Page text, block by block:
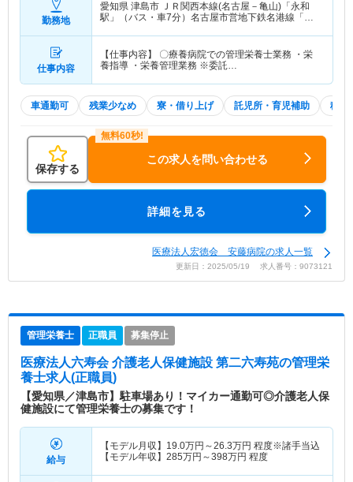
勤務地
愛知県 津島市 ＪＲ関西本線(名古屋－亀山)「永和
駅」（バス・車7分）名古屋市営地下鉄名港線「日
仕事内容
【仕事内容】 〇療養病院での管理栄養士業務 ・栄
養指導 ・栄養管理業務 ※委託…
車通勤可 残業少なめ 寮・借り上げ 託児所・育児補助 積極
保存する
この求人を問い合わせる
詳細を見る
医療法人宏徳会 安藤病院の求人一覧
更新日：2025/05/19 求人番号：9073121
管理栄養士 正職員 募集停止
医療法人六寿会 介護老人保健施設 第二六寿苑の管理栄
養士求人(正職員)
【愛知県／津島市】駐車場あり！マイカー通勤可◎介護老人保
健施設にて管理栄養士の募集です！
給与
【モデル月収】 19.0万円～26.3万円 程度※諸手当込
【モデル年収】 285万円～398万円 程度